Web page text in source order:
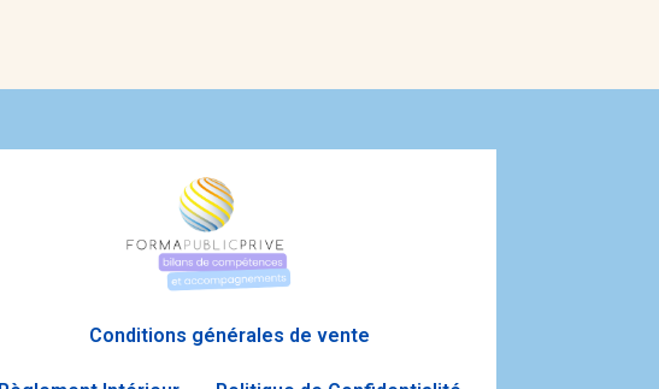
Conditions générales de vente